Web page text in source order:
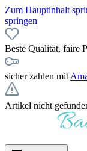
Zum Hauptinhalt
springen
Beste Qualität, faire
sicher zahlen mit
Artikel nicht